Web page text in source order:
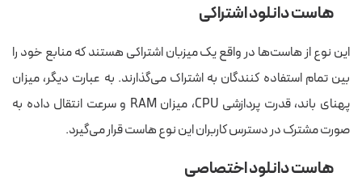
هاست دانلود اشتراکی
این نوع از هاست‌ها در واقع یک میزبان اشتراکی هستند که منابع خود را
بین تمام استفاده کنندگان به اشتراک می‌گذارند. به عبارت دیگر، میزان
پهنای باند، قدرت پردازشی CPU، میزان RAM و سرعت انتقال داده به
صورت مشترک در دسترس کاربران این نوع هاست قرار می‌گیرد.
هاست دانلود اختصاصی